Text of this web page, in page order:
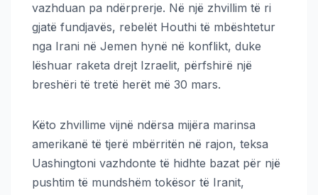
vazhduan pa ndërprerje. Në një zhvillim të ri
gjatë fundjavës, rebelët Houthi të mbështetur
nga Irani në Jemen hynë në konflikt, duke
lëshuar raketa drejt Izraelit, përfshirë një
breshëri të tretë herët më 30 mars.
Këto zhvillime vijnë ndërsa mijëra marinsa
amerikanë të tjerë mbërritën në rajon, teksa
Uashingtoni vazhdonte të hidhte bazat për një
pushtim të mundshëm tokësor të Iranit,